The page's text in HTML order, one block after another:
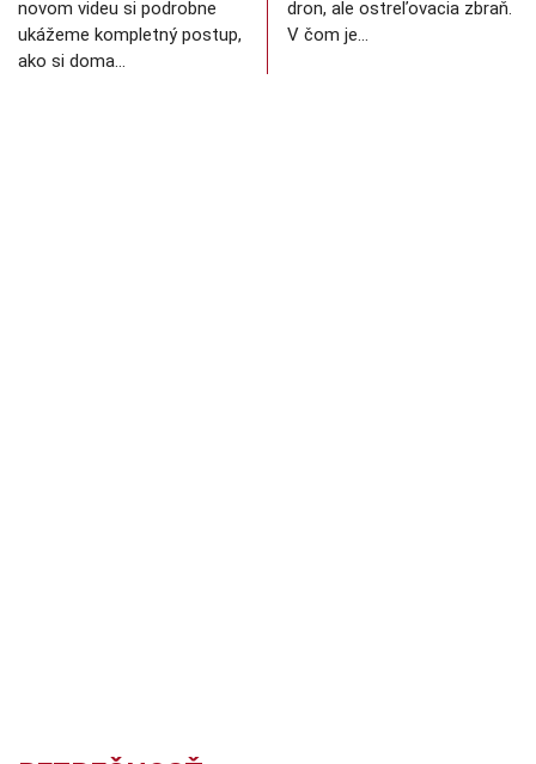
novom videu si podrobne
ukážeme kompletný postup,
ako si doma…
dron, ale ostreľovacia zbraň.
V čom je…